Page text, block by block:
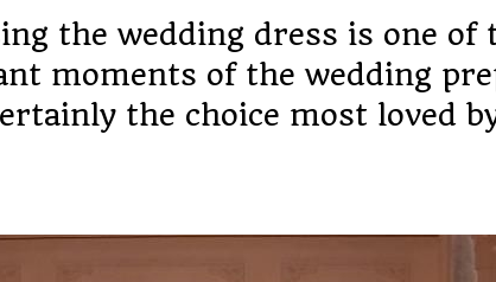
the wedding dress is one of
moments of the wedding
the choice most loved